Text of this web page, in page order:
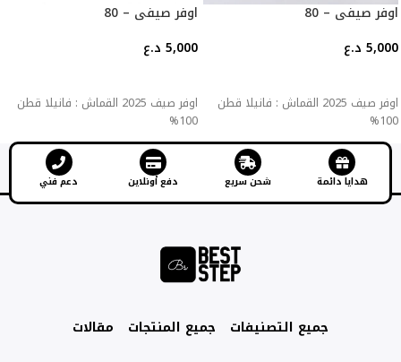
اوفر صيفي – 80
5,000 د.ع
اوفر صيف 2025 القماش : فانيلا قطن
100%
اوفر صيفي – 80
5,000 د.ع
اوفر صيف 2025 القماش : فانيلا قطن
100%
هدايا دائمة شحن سريع دفع أونلاين دعم فني
جميع التصنيفات جميع المنتجات مقالات